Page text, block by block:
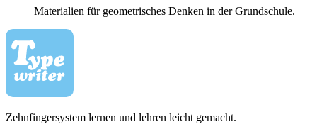
Materialien für geometrisches Denken in der Grundschule.
Zehnfingersystem lernen und lehren leicht gemacht.